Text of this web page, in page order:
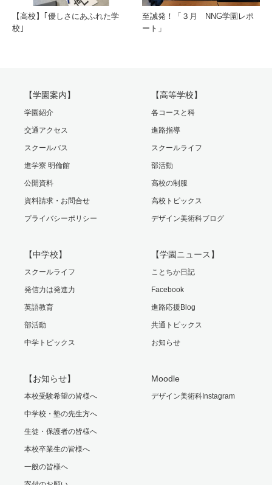
【高校】｢優しさにあふれた学
校｣
至誠発！「３月 NNG学園レポ
ート」
【学園案内】
学園紹介
交通アクセス
スクールバス
進学寮 明倫館
公開資料
資料請求・お問合せ
プライバシーポリシー
【高等学校】
各コースと科
進路指導
スクールライフ
部活動
高校の制服
高校トピックス
デザイン美術科ブログ
【中学校】
スクールライフ
発信力は発進力
英語教育
部活動
中学トピックス
【学園ニュース】
ことちか日記
Facebook
進路応援Blog
共通トピックス
お知らせ
【お知らせ】
本校受験希望の皆様へ
中学校・塾の先生方へ
生徒・保護者の皆様へ
本校卒業生の皆様へ
一般の皆様へ
Moodle
デザイン美術科Instagram